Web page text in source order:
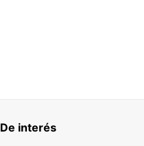
De interés